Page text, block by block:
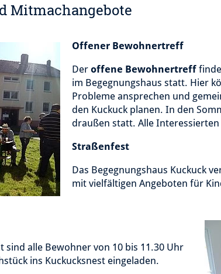
Mitmachangebote
Offener Bewohnertreff
Der offene Bewohnertreff
im Begegnungshaus statt. Hier
Probleme ansprechen und
den Kuckuck planen. In den
draußen statt. Alle
Straßenfest
Das Begegnungshaus Kuckuck
mit vielfältigen Angeboten für
sind alle Bewohner von 10 bis 11.30 Uhr
ins Kuckucksnest eingeladen.